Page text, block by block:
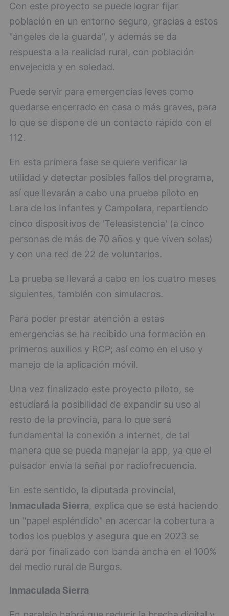
Con este proyecto se puede lograr fijar
población en un entorno seguro, gracias a estos
"ángeles de la guarda", y además se da
respuesta a la realidad rural, con población
envejecida y en soledad.
Puede servir para emergencias leves como
quedarse encerrado en casa o más graves, para
lo que se dispone de un contacto rápido con el
112.
En esta primera fase se quiere verificar la
utilidad y detectar posibles fallos del programa,
así que llevarán a cabo una prueba piloto en
Lara de los Infantes y Campolara, repartiendo
cinco dispositivos de 'Teleasistencia' (a cinco
personas de más de 70 años y que viven solas)
y con una red de 22 de voluntarios.
La prueba se llevará a cabo en los cuatro meses
siguientes, también con simulacros.
Para poder prestar atención a estas
emergencias se ha recibido una formación en
primeros auxilios y RCP; así como en el uso y
manejo de la aplicación móvil.
Una vez finalizado este proyecto piloto, se
estudiará la posibilidad de expandir su uso al
resto de la provincia, para lo que será
fundamental la conexión a internet, de tal
manera que se pueda manejar la app, ya que el
pulsador envía la señal por radiofrecuencia.
En este sentido, la diputada provincial,
Inmaculada Sierra, explica que se está haciendo
un "papel espléndido" en acercar la cobertura a
todos los pueblos y asegura que en 2023 se
dará por finalizado con banda ancha en el 100%
del medio rural de Burgos.
Inmaculada Sierra